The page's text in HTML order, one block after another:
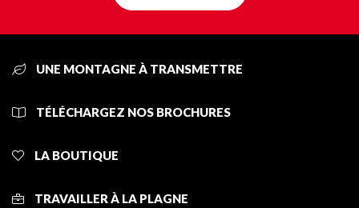
UNE MONTAGNE À TRANSMETTRE
TÉLÉCHARGEZ NOS BROCHURES
LA BOUTIQUE
TRAVAILLER À LA PLAGNE